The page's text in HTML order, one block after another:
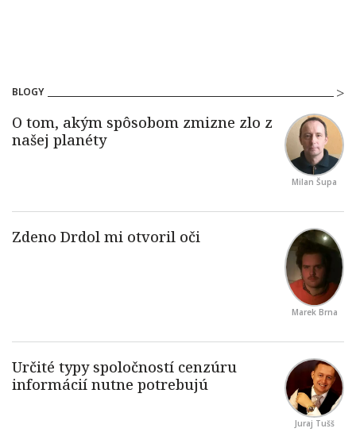
BLOGY
Milan Šupa
Marek Brna
Juraj Tušš